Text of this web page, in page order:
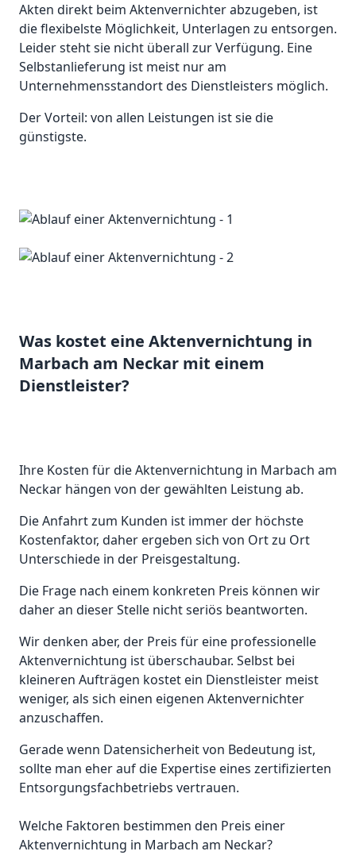
Akten direkt beim Aktenvernichter abzugeben, ist
die flexibelste Möglichkeit, Unterlagen zu entsorgen.
Leider steht sie nicht überall zur Verfügung. Eine
Selbstanlieferung ist meist nur am
Unternehmensstandort des Dienstleisters möglich.
Der Vorteil: von allen Leistungen ist sie die
günstigste.
Was kostet eine Aktenvernichtung in
Marbach am Neckar mit einem
Dienstleister?
Ihre Kosten für die Aktenvernichtung in Marbach am
Neckar hängen von der gewählten Leistung ab.
Die Anfahrt zum Kunden ist immer der höchste
Kostenfaktor, daher ergeben sich von Ort zu Ort
Unterschiede in der Preisgestaltung.
Die Frage nach einem konkreten Preis können wir
daher an dieser Stelle nicht seriös beantworten.
Wir denken aber, der Preis für eine professionelle
Aktenvernichtung ist überschaubar. Selbst bei
kleineren Aufträgen kostet ein Dienstleister meist
weniger, als sich einen eigenen Aktenvernichter
anzuschaffen.
Gerade wenn Datensicherheit von Bedeutung ist,
sollte man eher auf die Expertise eines zertifizierten
Entsorgungsfachbetriebs vertrauen.
Welche Faktoren bestimmen den Preis einer
Aktenvernichtung in Marbach am Neckar?